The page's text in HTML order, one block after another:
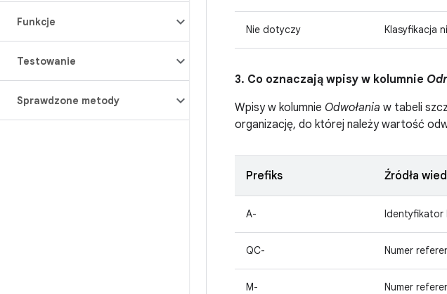
Funkcje
Testowanie
Sprawdzone metody
Nie dotyczy Klasyfikacja
3. Co oznaczają wpisy w kolumnie
Wpisy w kolumnie Odwołania w tabeli
organizację, do której należy wartość
Prefiks Źródła
A- Identyfikator
QC- Numer
M- Numer